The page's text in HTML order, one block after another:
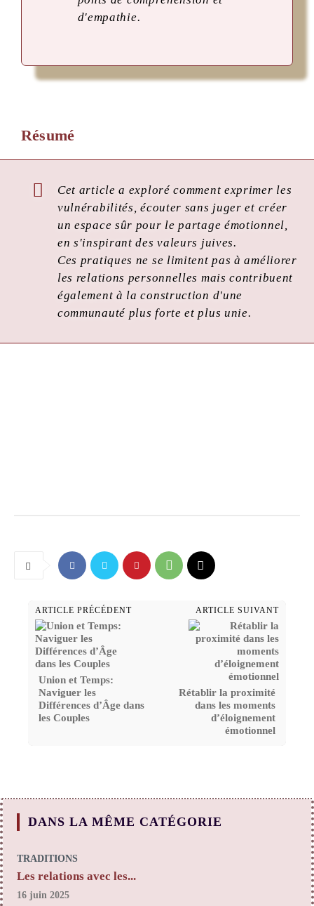
d'empathie.
Résumé
Cet article a exploré comment exprimer les
vulnérabilités, écouter sans juger et créer
un espace sûr pour le partage émotionnel,
en s'inspirant des valeurs juives.
Ces pratiques ne se limitent pas à améliorer
les relations personnelles mais contribuent
également à la construction d'une
communauté plus forte et plus unie.
ARTICLE PRÉCÉDENT
Union et Temps:
Naviguer les
Différences d’Âge dans
les Couples
ARTICLE SUIVANT
Rétablir la proximité
dans les moments
d’éloignement
émotionnel
DANS LA MÊME CATÉGORIE
TRADITIONS
Les relations avec les...
16 juin 2025